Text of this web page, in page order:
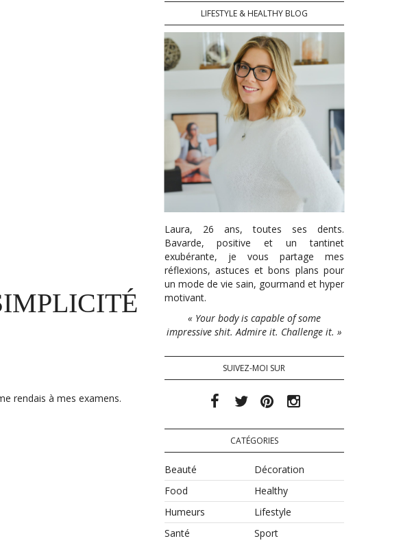
rendais à mes examens.
LIFESTYLE & HEALTHY BLOG
Laura, 26 ans, toutes ses dents.
Bavarde, positive et un tantinet
exubérante, je vous partage mes
réflexions, astuces et bons plans pour
un mode de vie sain, gourmand et hyper
motivant.
« Your body is capable of some
impressive shit. Admire it. Challenge it. »
SUIVEZ-MOI SUR
CATÉGORIES
Beauté
Décoration
Food
Healthy
Humeurs
Lifestyle
Santé
Sport